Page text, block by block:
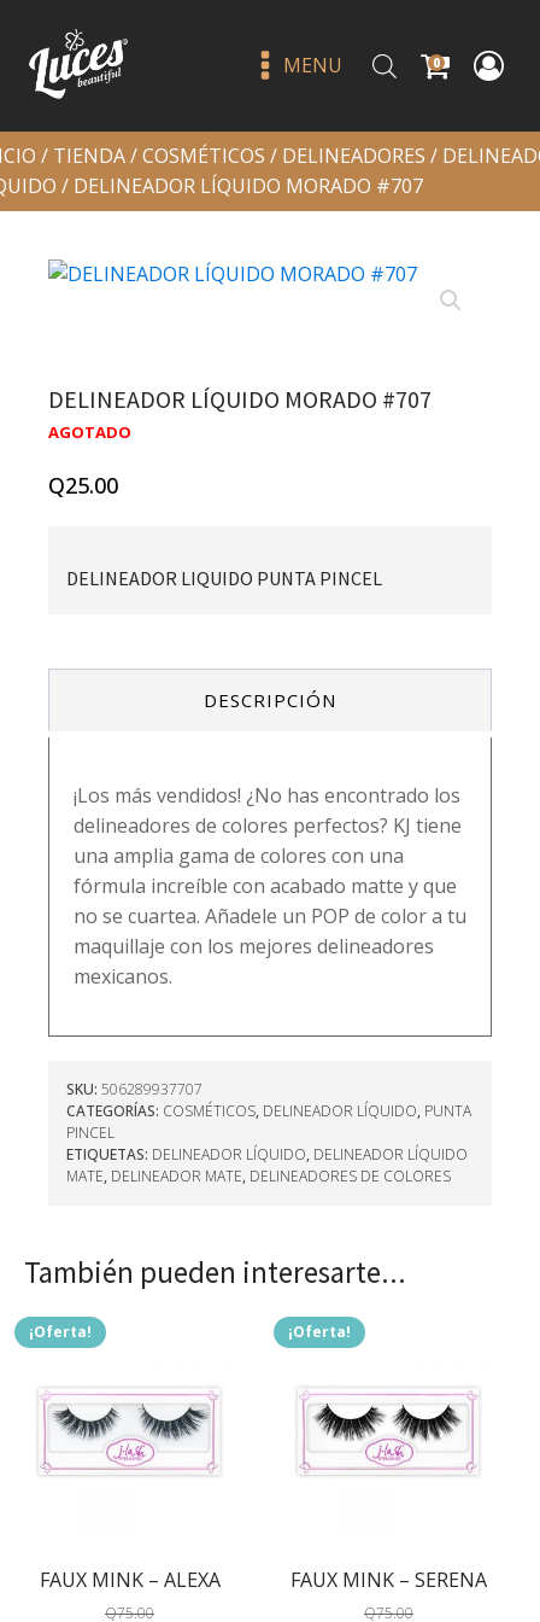
MENU 0
/ TIENDA/COSMÉTICOS / DELINEADORES /
/ DELINEADOR LÍQUIDO MORADO #707
DELINEADOR LÍQUIDO MORADO #707
AGOTADO
Q25.00
DELINEADOR LIQUIDO PUNTA PINCEL
DESCRIPCIÓN
¡Los más vendidos! ¿No has encontrado los
delineadores de colores perfectos? KJ tiene
una amplia gama de colores con una
fórmula increíble con acabado matte y que
no se cuartea. Añadele un POP de color a tu
maquillaje con los mejores delineadores
mexicanos.
SKU: 506289937707
CATEGORÍAS: COSMÉTICOS, DELINEADOR LÍQUIDO, PUNTA
PINCEL
ETIQUETAS: DELINEADOR LÍQUIDO, DELINEADOR LÍQUIDO
MATE, DELINEADOR MATE, DELINEADORES DE COLORES
También pueden interesarte...
¡Oferta!
FAUX MINK – ALEXA
Q75.00
¡Oferta!
FAUX MINK – SERENA
Q75.00